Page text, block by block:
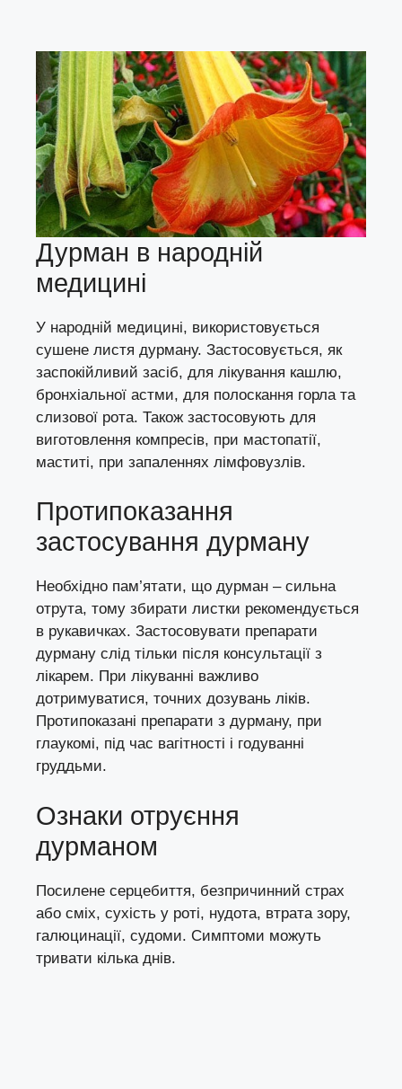
Дурман в народній
медицині
У народній медицині, використовується
сушене листя дурману. Застосовується, як
заспокійливий засіб, для лікування кашлю,
бронхіальної астми, для полоскання горла та
слизової рота. Також застосовують для
виготовлення компресів, при мастопатії,
маститі, при запаленнях лімфовузлів.
Протипоказання
застосування дурману
Необхідно пам’ятати, що дурман – сильна
отрута, тому збирати листки рекомендується
в рукавичках. Застосовувати препарати
дурману слід тільки після консультації з
лікарем. При лікуванні важливо
дотримуватися, точних дозувань ліків.
Протипоказані препарати з дурману, при
глаукомі, під час вагітності і годуванні
груддьми.
Ознаки отруєння
дурманом
Посилене серцебиття, безпричинний страх
або сміх, сухість у роті, нудота, втрата зору,
галюцинації, судоми. Симптоми можуть
тривати кілька днів.